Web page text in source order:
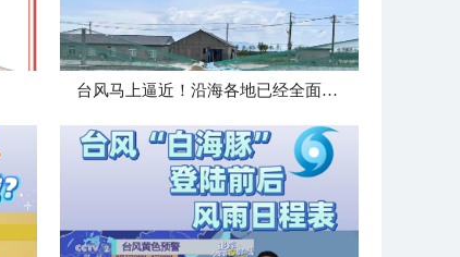
台风马上逼近！沿海各地已经全面进入备战状态